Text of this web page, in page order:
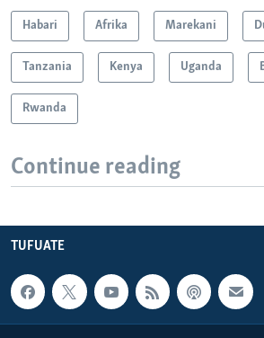
Habari Afrika Marekani
Tanzania Kenya Uganda
Rwanda
Continue reading
TUFUATE